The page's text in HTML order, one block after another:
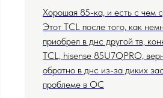
Хорошая 85-ка, и есть с чем
Этот TCL после того, как
приобрел в днс другой тв,
TCL, hisense 85U7QPRO,
обратно в днс из-за диких
проблеме в ОС